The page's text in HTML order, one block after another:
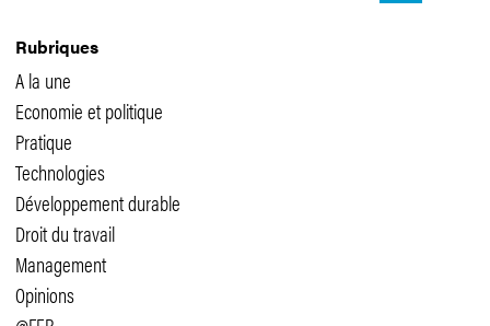
Rubriques
A la une
Economie et politique
Pratique
Technologies
Développement durable
Droit du travail
Management
Opinions